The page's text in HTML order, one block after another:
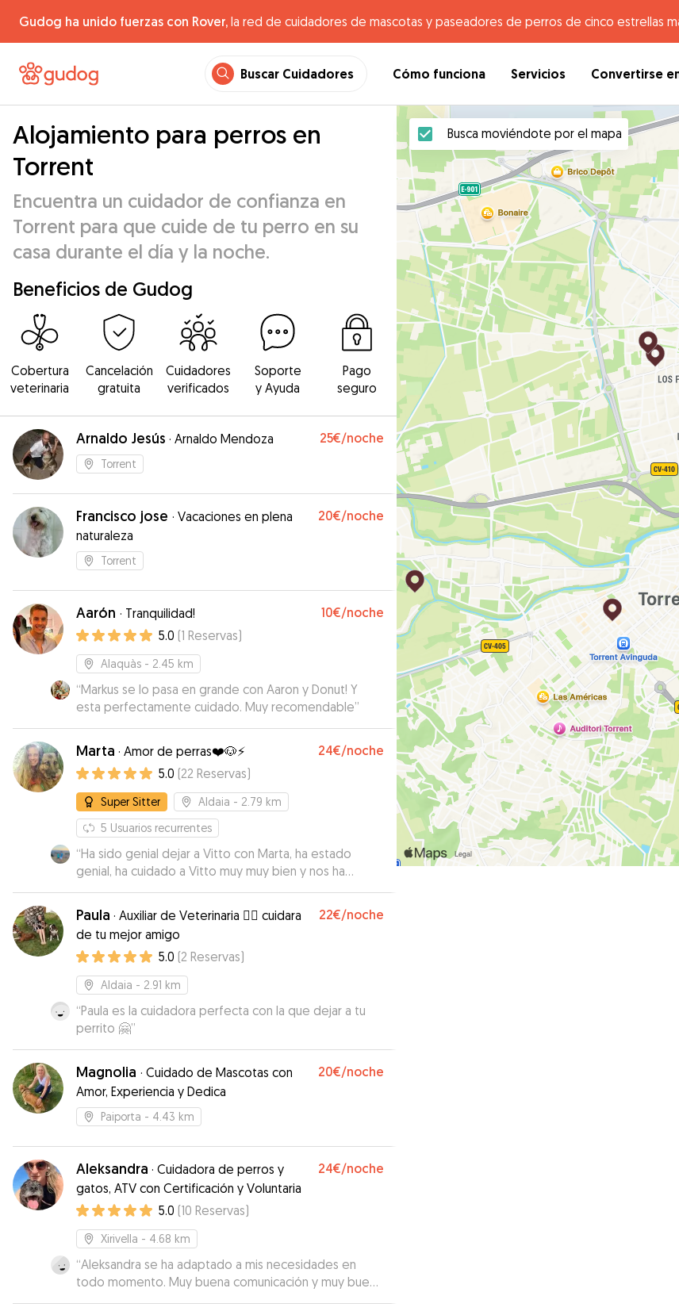
Gudog ha unido fuerzas con Rover, la red de cuidadores de mascotas y paseadores de perros de cinco estrellas
Buscar Cuidadores Cómo funciona Servicios Convertirse
Alojamiento para perros en
Torrent
Encuentra un cuidador de confianza en
Torrent para que cuide de tu perro en su
casa durante el día y la noche.
Beneficios de Gudog
Cobertura
veterinaria
Cancelación
gratuita
Cuidadores
verificados
Soporte
y Ayuda
Pago
seguro
Arnaldo Jesús · Arnaldo Mendoza 25€/noche
Torrent
Francisco jose · Vacaciones en plena
naturaleza
20€/noche
Torrent
Aarón · Tranquilidad! 10€/noche
5.0 (1 Reservas)
Alaquàs - 2.45 km
“Markus se lo pasa en grande con Aaron y Donut! Y
esta perfectamente cuidado. Muy recomendable”
Marta · Amor de perras❤️🐶⚡ 24€/noche
5.0 (22 Reservas)
Super Sitter Aldaia - 2.79 km
5 Usuarios recurrentes
“Ha sido genial dejar a Vitto con Marta, ha estado
genial, ha cuidado a Vitto muy muy bien y nos ha
estado enviando fotos y hemos estado en contacto
con ella en todo momento, muy recomendable!
Repetiremos seguro”
Paula · Auxiliar de Veterinaria 👩‍⚕️ cuidara
de tu mejor amigo
22€/noche
5.0 (2 Reservas)
Aldaia - 2.91 km
“Paula es la cuidadora perfecta con la que dejar a tu
perrito 🤗”
Magnolia · Cuidado de Mascotas con
Amor, Experiencia y Dedica
20€/noche
Paiporta - 4.43 km
Aleksandra · Cuidadora de perros y
gatos, ATV con Certificación y Voluntaria
24€/noche
5.0 (10 Reservas)
Xirivella - 4.68 km
“Aleksandra se ha adaptado a mis necesidades en
todo momento. Muy buena comunicación y muy buen
trato❤️”
Busca moviéndote por el mapa